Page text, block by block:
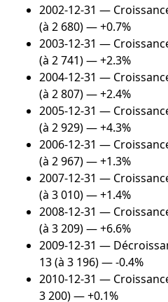
2002-12-31 —
(à 2 680) — +0.7%
2003-12-31 —
(à 2 741) — +2.3%
2004-12-31 —
(à 2 807) — +2.4%
2005-12-31 —
(à 2 929) — +4.3%
2006-12-31 —
(à 2 967) — +1.3%
2007-12-31 —
(à 3 010) — +1.4%
2008-12-31 —
(à 3 209) — +6.6%
2009-12-31 —
13 (à 3 196) — -0.4%
2010-12-31 —
3 200) — +0.1%